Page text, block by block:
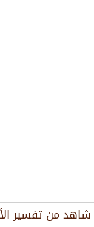
شاهد من تفسير